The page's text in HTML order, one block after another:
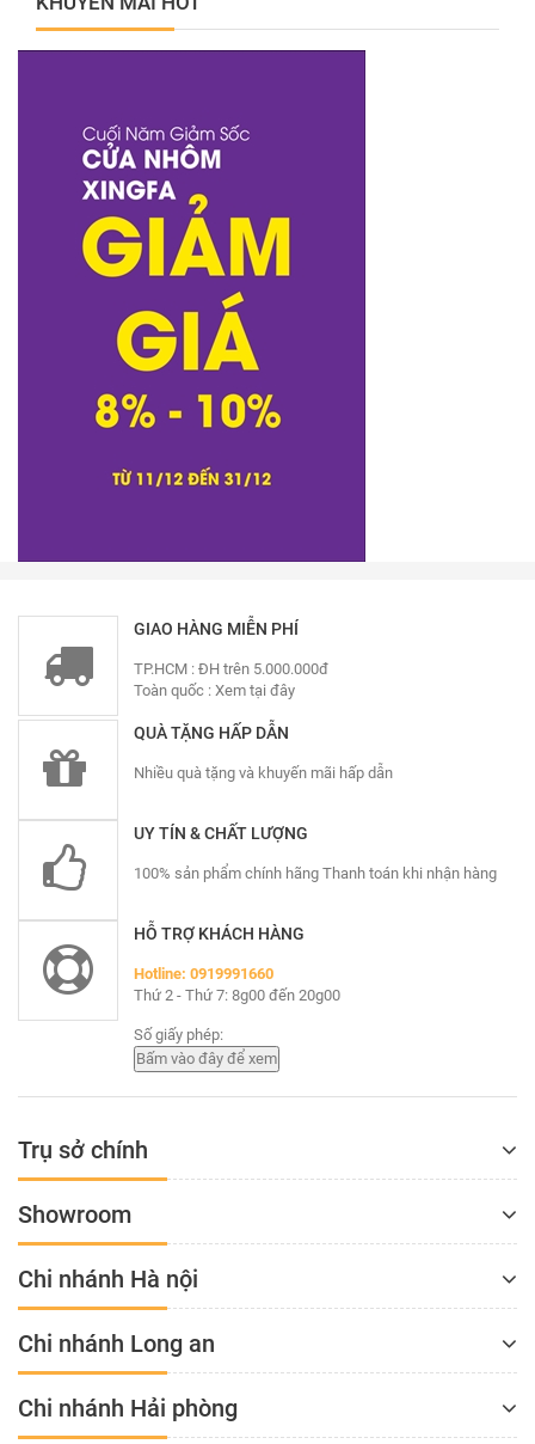
GIAO HÀNG MIỄN PHÍ
TP.HCM : ĐH trên 5.000.000đ
Toàn quốc : Xem tại đây
QUÀ TẶNG HẤP DẪN
Nhiều quà tặng và khuyến mãi hấp dẫn
UY TÍN & CHẤT LƯỢNG
100% sản phẩm chính hãng Thanh toán khi nhận hàng
HỖ TRỢ KHÁCH HÀNG
Hotline: 0919991660
Thứ 2 - Thứ 7: 8g00 đến 20g00
Số giấy phép:
Trụ sở chính
Showroom
Chi nhánh Hà nội
Chi nhánh Long an
Chi nhánh Hải phòng